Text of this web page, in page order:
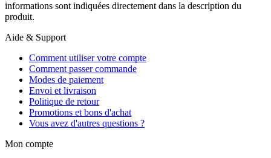
informations sont indiquées directement dans la description du
produit.
Aide & Support
Comment utiliser votre compte
Comment passer commande
Modes de paiement
Envoi et livraison
Politique de retour
Promotions et bons d'achat
Vous avez d'autres questions ?
Mon compte